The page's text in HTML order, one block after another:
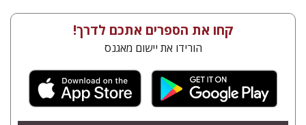
קחו את הספרים אתכם לדרך!
הורידו את יישום מאגנס